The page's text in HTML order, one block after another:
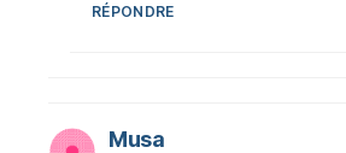
RÉPONDRE
Musadit :